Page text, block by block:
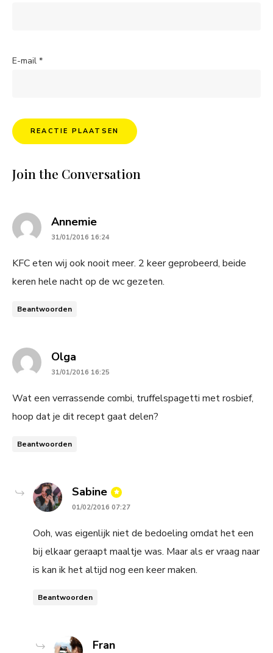
E-mail *
Join the Conversation
Annemiesays:
31/01/2016 16:24
KFC eten wij ook nooit meer. 2 keer geprobeerd, beide
keren hele nacht op de wc gezeten.
Beantwoorden
Olga
31/01/2016 16:25
Wat een verrassende combi, truffelspagetti met rosbief,
hoop dat je dit recept gaat delen?
Beantwoorden
Sabine says:
01/02/2016 07:27
Ooh, was eigenlijk niet de bedoeling omdat het een
bij elkaar geraapt maaltje was. Maar als er vraag naar
is kan ik het altijd nog een keer maken.
Beantwoorden
Fransays: